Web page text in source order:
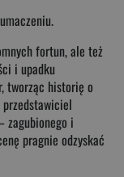
fortun, ale też
i upadku
tworząc historię o
zagubionego i
pragnie odzyskać